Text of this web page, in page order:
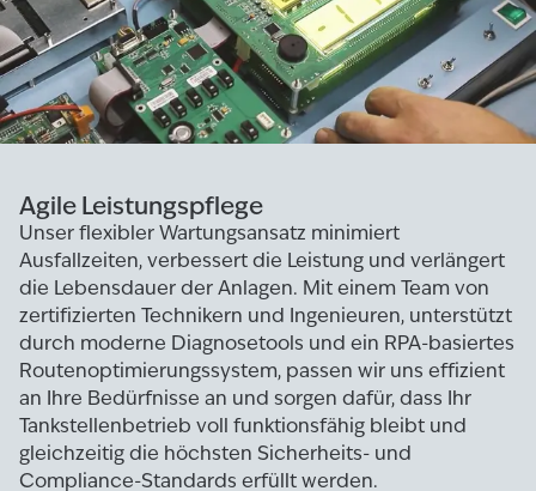
Agile Leistungspflege
Unser flexibler Wartungsansatz minimiert
Ausfallzeiten, verbessert die Leistung und verlängert
die Lebensdauer der Anlagen. Mit einem Team von
zertifizierten Technikern und Ingenieuren, unterstützt
durch moderne Diagnosetools und ein RPA-basiertes
Routenoptimierungssystem, passen wir uns effizient
an Ihre Bedürfnisse an und sorgen dafür, dass Ihr
Tankstellenbetrieb voll funktionsfähig bleibt und
gleichzeitig die höchsten Sicherheits- und
Compliance-Standards erfüllt werden.